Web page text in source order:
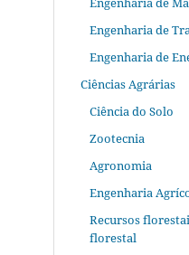
Engenharia de
Engenharia de
Ciências Agrárias
Ciência do Solo
Zootecnia
Agronomia
Engenharia
Recursos
florestal